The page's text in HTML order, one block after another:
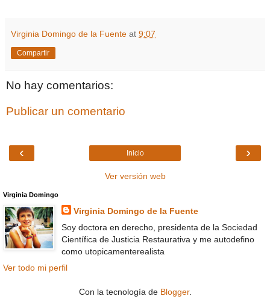
Virginia Domingo de la Fuente at 9:07
Compartir
No hay comentarios:
Publicar un comentario
‹ ›
Inicio
Ver versión web
Virginia Domingo
Virginia Domingo de la Fuente
Soy doctora en derecho, presidenta de la Sociedad
Científica de Justicia Restaurativa y me autodefino
como utopicamenterealista
Ver todo mi perfil
Con la tecnología de Blogger.